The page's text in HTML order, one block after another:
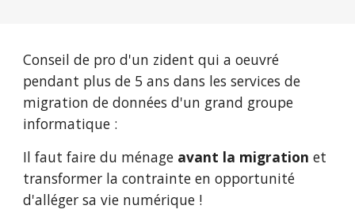
Conseil de pro d'un zident qui a oeuvré
pendant plus de 5 ans dans les services de
migration de données d'un grand groupe
informatique :
Il faut faire du ménage avant la migration et
transformer la contrainte en opportunité
d'alléger sa vie numérique !